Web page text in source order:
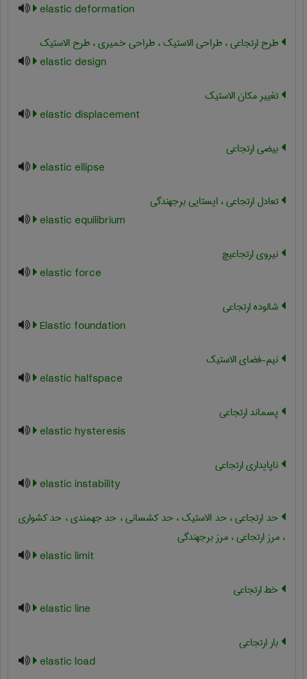
elastic deformation
طرح ارتجاعی ، طراحی الاستیک ، طراحی خمیری ، طرح الاستیک
elastic design
تغییر مکان الاستیک
elastic displacement
بیضی ارتجاعی
elastic ellipse
تعادل ارتجاعی ، ایستایی برجهندگی
elastic equilibrium
نیروی ارتجاعیچ
elastic force
شالوده ارتجاعی
Elastic foundation
نیم-فضای الاستیک
elastic halfspace
پسماند ارتجاعی
elastic hysteresis
ناپایداری ارتجاعی
elastic instability
حد ارتجاعی ، حد الاستیک ، حد کشسانی ، حد جهمندی ، حد کشواری
، مرز ارتجاعی ، مرز برجهندگی
elastic limit
خط ارتجاعی
elastic line
بار ارتجاعی
elastic load